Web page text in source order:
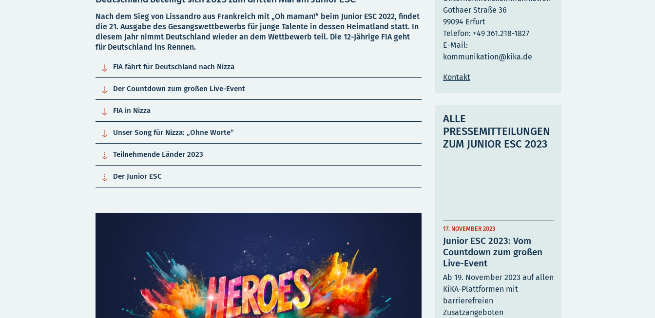
Nach dem Sieg von Lissandro aus Frankreich mit „Oh maman!“ beim Junior ESC 2022, findet
die 21. Ausgabe des Gesangswettbewerbs für junge Talente in dessen Heimatland statt. In
diesem Jahr nimmt Deutschland wieder an dem Wettbewerb teil. Die 12-Jährige FIA geht
für Deutschland ins Rennen.
 FIA fährt für Deutschland nach Nizza
 Der Countdown zum großen Live-Event
 FIA in Nizza
 Unser Song für Nizza: „Ohne Worte“
 Teilnehmende Länder 2023
 Der Junior ESC
Gothaer Straße 36
99094 Erfurt
Telefon: +49 361.218-1827
E-Mail:
kommunikation@kika.de
Kontakt
ALLE
PRESSEMITTEILUNGEN
ZUM JUNIOR ESC 2023
17. NOVEMBER 2023
Junior ESC 2023: Vom
Countdown zum großen
Live-Event
Ab 19. November 2023 auf allen
KiKA-Plattformen mit
barrierefreien
Zusatzangeboten